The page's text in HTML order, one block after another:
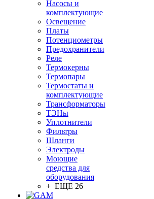
Насосы и
комплектующие
Освещение
Платы
Потенциометры
Предохранители
Реле
Термокерны
Термопары
Термостаты и
комплектующие
Трансформаторы
ТЭНы
Уплотнители
Фильтры
Шланги
Электроды
Моющие
средства для
оборудования
+ ЕЩЕ 26